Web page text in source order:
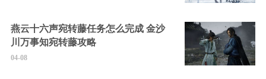
燕云十六声宛转藤任务怎么完成 金沙
川万事知宛转藤攻略
04-08